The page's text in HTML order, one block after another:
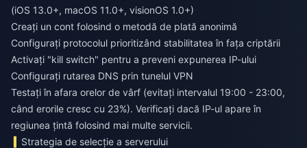
(iOS 13.0+, macOS 11.0+, visionOS 1.0+)
Creați un cont folosind o metodă de plată anonimă
Configurați protocolul prioritizând stabilitatea în fața criptării
Activați "kill switch" pentru a preveni expunerea IP-ului
Configurați rutarea DNS prin tunelul VPN
Testați în afara orelor de vârf (evitați intervalul 19:00 - 23:00,
când erorile cresc cu 23%). Verificați dacă IP-ul apare în
regiunea țintă folosind mai multe servicii.
Strategia de selecție a serverului